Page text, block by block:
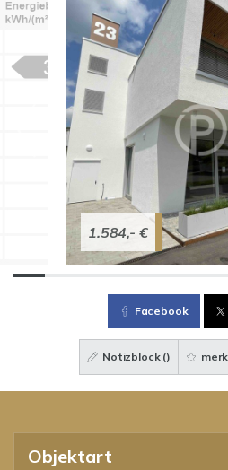
1.584,- €
Facebook
Notizblock ()
Objektart